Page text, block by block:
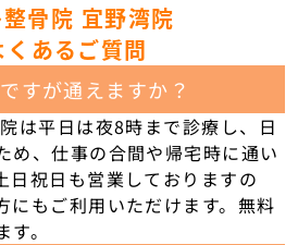
骨院 宜野湾院
くあるご質問
すが通えますか？
は平日は夜8時まで診療し、日
め、仕事の合間や帰宅時に通い
日祝日も営業しておりますの
にもご利用いただけます。無料
。